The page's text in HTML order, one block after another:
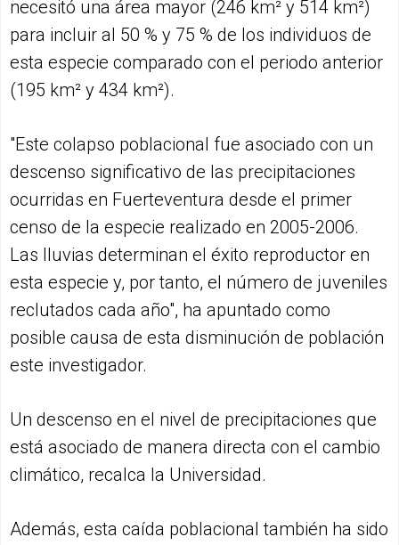
necesitó una área mayor (246 km² y 514 km²)
para incluir al 50 % y 75 % de los individuos de
esta especie comparado con el periodo anterior
(195 km² y 434 km²).
"Este colapso poblacional fue asociado con un
descenso significativo de las precipitaciones
ocurridas en Fuerteventura desde el primer
censo de la especie realizado en 2005-2006.
Las lluvias determinan el éxito reproductor en
esta especie y, por tanto, el número de juveniles
reclutados cada año", ha apuntado como
posible causa de esta disminución de población
este investigador.
Un descenso en el nivel de precipitaciones que
está asociado de manera directa con el cambio
climático, recalca la Universidad.
Además, esta caída poblacional también ha sido